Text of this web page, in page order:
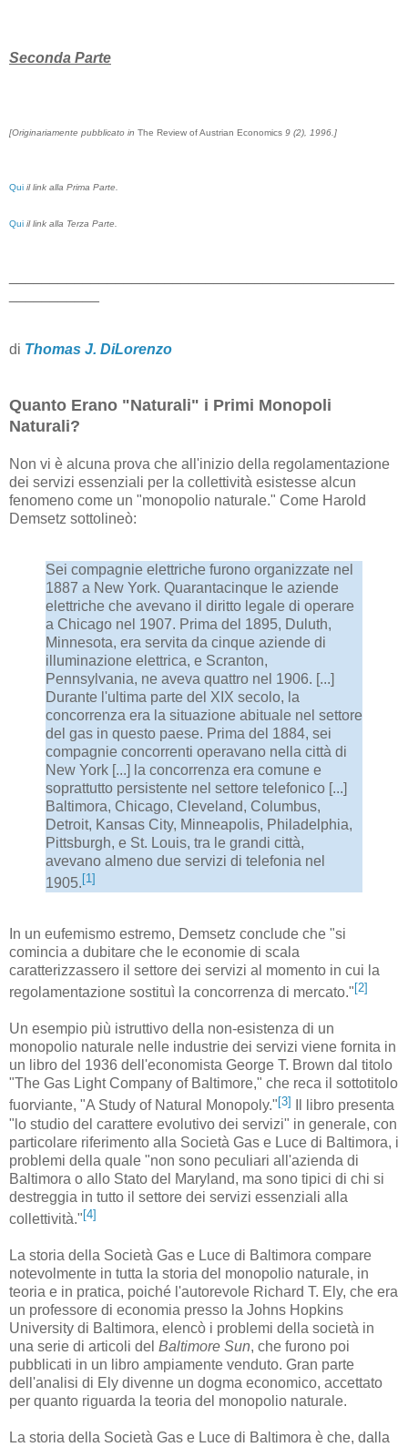
Seconda Parte
[Originariamente pubblicato in The Review of Austrian Economics 9 (2), 1996.]
Qui il link alla Prima Parte.
Qui il link alla Terza Parte.
di Thomas J. DiLorenzo
Quanto Erano "Naturali" i Primi Monopoli
Naturali?
Non vi è alcuna prova che all'inizio della regolamentazione
dei servizi essenziali per la collettività esistesse alcun
fenomeno come un "monopolio naturale." Come Harold
Demsetz sottolineò:
Sei compagnie elettriche furono organizzate nel
1887 a New York. Quarantacinque le aziende
elettriche che avevano il diritto legale di operare
a Chicago nel 1907. Prima del 1895, Duluth,
Minnesota, era servita da cinque aziende di
illuminazione elettrica, e Scranton,
Pennsylvania, ne aveva quattro nel 1906. [...]
Durante l'ultima parte del XIX secolo, la
concorrenza era la situazione abituale nel settore
del gas in questo paese. Prima del 1884, sei
compagnie concorrenti operavano nella città di
New York [...] la concorrenza era comune e
soprattutto persistente nel settore telefonico [...]
Baltimora, Chicago, Cleveland, Columbus,
Detroit, Kansas City, Minneapolis, Philadelphia,
Pittsburgh, e St. Louis, tra le grandi città,
avevano almeno due servizi di telefonia nel
1905. [1]
In un eufemismo estremo, Demsetz conclude che "si
comincia a dubitare che le economie di scala
caratterizzassero il settore dei servizi al momento in cui la
regolamentazione sostituì la concorrenza di mercato." [2]
Un esempio più istruttivo della non-esistenza di un
monopolio naturale nelle industrie dei servizi viene fornita in
un libro del 1936 dell'economista George T. Brown dal titolo
"The Gas Light Company of Baltimore," che reca il sottotitolo
fuorviante, "A Study of Natural Monopoly."[3]
Il libro presenta
"lo studio del carattere evolutivo dei servizi" in generale, con
particolare riferimento alla Società Gas e Luce di Baltimora, i
problemi della quale "non sono peculiari all'azienda di
Baltimora o allo Stato del Maryland, ma sono tipici di chi si
destreggia in tutto il settore dei servizi essenziali alla
collettività."[4]
La storia della Società Gas e Luce di Baltimora compare
notevolmente in tutta la storia del monopolio naturale, in
teoria e in pratica, poiché l'autorevole Richard T. Ely, che era
un professore di economia presso la Johns Hopkins
University di Baltimora, elencò i problemi della società in
una serie di articoli del Baltimore Sun, che furono poi
pubblicati in un libro ampiamente venduto. Gran parte
dell'analisi di Ely divenne un dogma economico, accettato
per quanto riguarda la teoria del monopolio naturale.
La storia della Società Gas e Luce di Baltimora è che, dalla